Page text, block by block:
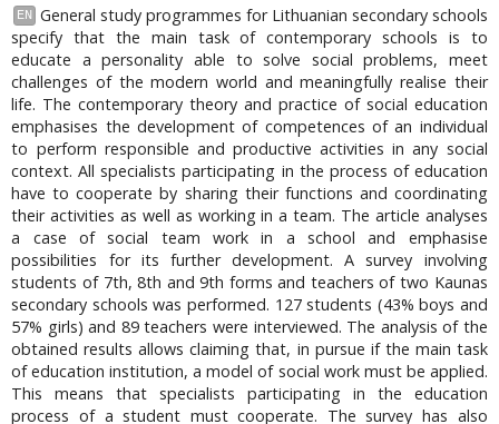
EN
General study programmes for Lithuanian secondary schools
specify that the main task of contemporary schools is to
educate a personality able to solve social problems, meet
challenges of the modern world and meaningfully realise their
life. The contemporary theory and practice of social education
emphasises the development of competences of an individual
to perform responsible and productive activities in any social
context. All specialists participating in the process of education
have to cooperate by sharing their functions and coordinating
their activities as well as working in a team. The article analyses
a case of social team work in a school and emphasise
possibilities for its further development. A survey involving
students of 7th, 8th and 9th forms and teachers of two Kaunas
secondary schools was performed. 127 students (43% boys and
57% girls) and 89 teachers were interviewed. The analysis of the
obtained results allows claiming that, in pursue if the main task
of education institution, a model of social work must be applied.
This means that specialists participating in the education
process of a student must cooperate. The survey has also